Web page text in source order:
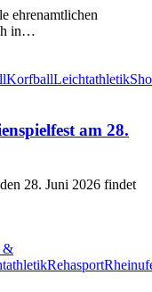
ehrenamtlichen
in…
KorfballLeichtathletik
am 28.
28. Juni 2026 findet
&
Rehasport